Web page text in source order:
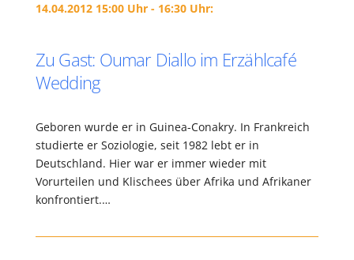
14.04.2012 15:00 Uhr - 16:30 Uhr:
Zu Gast: Oumar Diallo im Erzählcafé
Wedding
Geboren wurde er in Guinea-Conakry. In Frankreich
studierte er Soziologie, seit 1982 lebt er in
Deutschland. Hier war er immer wieder mit
Vorurteilen und Klischees über Afrika und Afrikaner
konfrontiert.…